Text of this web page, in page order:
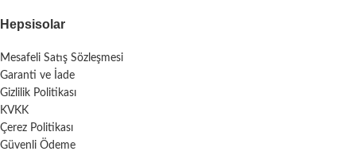
Hepsisolar
Mesafeli Satış Sözleşmesi
Garanti ve İade
Gizlilik Politikası
KVKK
Çerez Politikası
Güvenli Ödeme